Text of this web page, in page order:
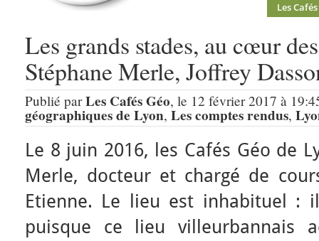
Les Cafés
Les grands stades, au cœur
Stéphane Merle, Joffrey
Publié parLes Cafés Géo, le 12 février 2017 à
géographiques de Lyon, Les comptes rendus,
Le 8 juin 2016, les Cafés Géo de
Merle, docteur et chargé de
Etienne. Le lieu est inhabituel :
puisque ce lieu villeurbannais